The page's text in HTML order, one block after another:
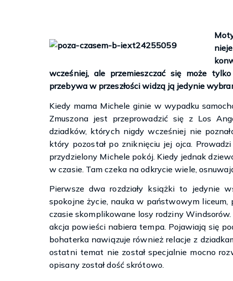
wcześniej, ale przemieszczać się może
przebywa w przeszłości widzą ją jedynie
Kiedy mama Michele ginie w wypadku
Zmuszona jest przeprowadzić się z Los
dziadków, których nigdy wcześniej nie
który pozostał po zniknięciu jej ojca.
przydzielony Michele pokój. Kiedy jednak
w czasie. Tam czeka na odkrycie wiele,
Pierwsze dwa rozdziały książki to jedynie
spokojne życie, nauka w państwowym
czasie skomplikowane losy rodziny
akcja powieści nabiera tempa. Pojawiają się
bohaterka nawiązuje również relacje z
ostatni temat nie został specjalnie mocno
opisany został dość skrótowo.
Księgarnie i kościopył – Travis Baldree